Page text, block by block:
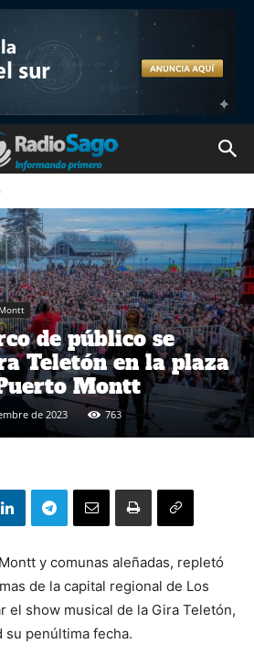
de público se
Teletón en la plaza
Montt
de 2023 763
y comunas aleñadas, repletó
de la capital regional de Los
el show musical de la Gira Teletón,
su penúltima fecha.